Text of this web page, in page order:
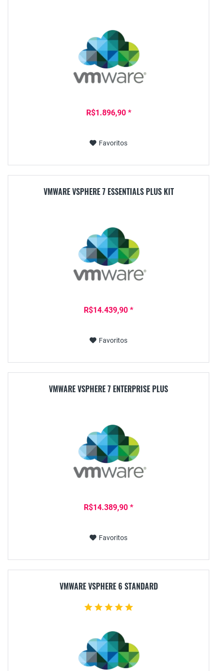
R$1.896,90 *
Favoritos
VMWARE VSPHERE 7 ESSENTIALS PLUS KIT
R$14.439,90 *
Favoritos
VMWARE VSPHERE 7 ENTERPRISE PLUS
R$14.389,90 *
Favoritos
VMWARE VSPHERE 6 STANDARD